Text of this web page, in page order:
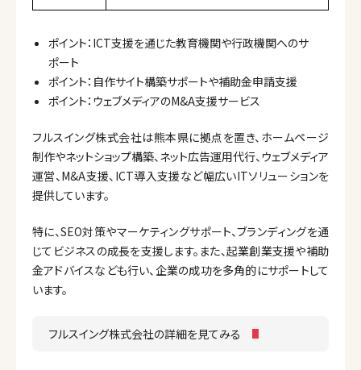
ポイント：ICT支援を通じた教育機関や行政機関へのサ
ポート
ポイント：自作サイト構築サポートや補助金申請支援
ポイント：ウェブメディアのM&A支援サービス
フルスイング株式会社は熊本県に拠点を置き、ホームページ
制作やネットショップ構築、ネット広告運用代行、ウェブメディア
運営、M&A支援、ICT導入支援など幅広いITソリューションを
提供しています。
特に、SEO対策やマーケティングサポート、ブランディングを通
じてビジネスの成長を支援します。また、起業創業支援や補助
金アドバイスなども行い、企業の成功を多角的にサポートして
います。
フルスイング株式会社の詳細を見てみる